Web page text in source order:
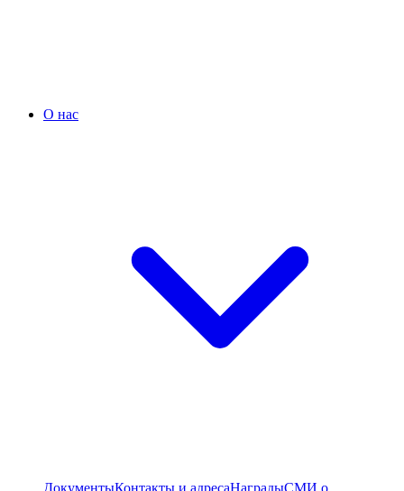
О нас
ДокументыКонтакты и адресаНаградыСМИ о